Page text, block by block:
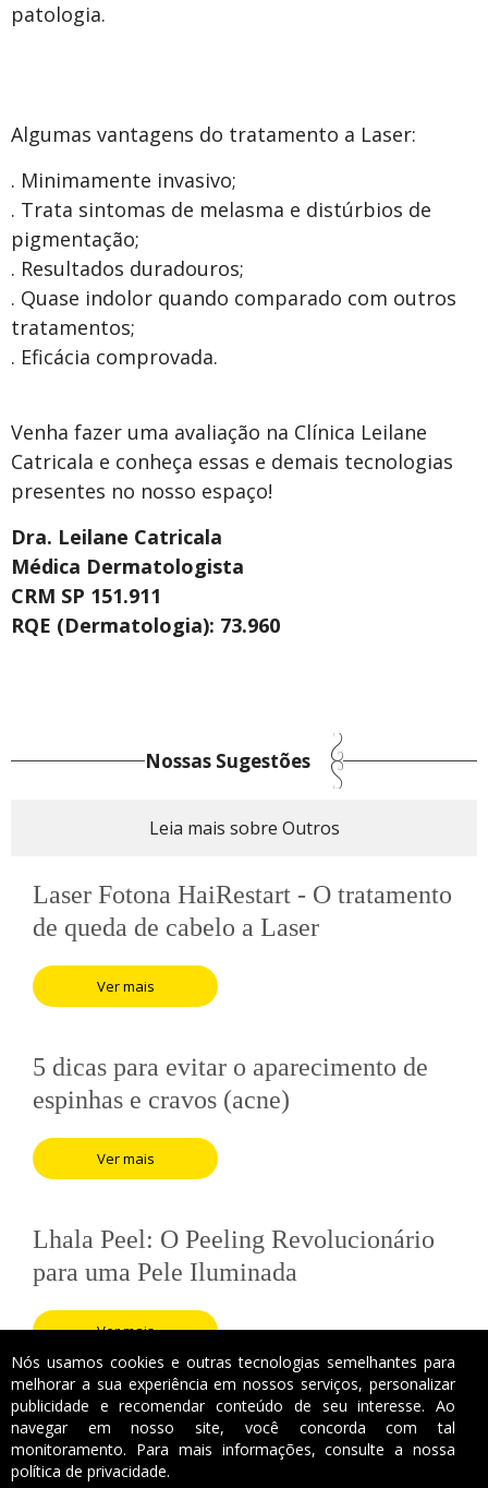
patologia.
Algumas vantagens do tratamento a Laser:
. Minimamente invasivo;
. Trata sintomas de melasma e distúrbios de
pigmentação;
. Resultados duradouros;
. Quase indolor quando comparado com outros
tratamentos;
. Eficácia comprovada.
Venha fazer uma avaliação na Clínica Leilane
Catricala e conheça essas e demais tecnologias
presentes no nosso espaço!
Dra. Leilane Catricala
Médica Dermatologista
CRM SP 151.911
RQE (Dermatologia): 73.960
Nossas Sugestões
Leia mais sobre Outros
Laser Fotona HaiRestart - O tratamento
de queda de cabelo a Laser
Ver mais
5 dicas para evitar o aparecimento de
espinhas e cravos (acne)
Ver mais
Lhala Peel: O Peeling Revolucionário
para uma Pele Iluminada
Ver mais
Nós usamos cookies e outras tecnologias semelhantes para
melhorar a sua experiência em nossos serviços, personalizar
publicidade e recomendar conteúdo de seu interesse. Ao
navegar em nosso site, você concorda com tal
monitoramento. Para mais informações, consulte a nossa
política de privacidade.